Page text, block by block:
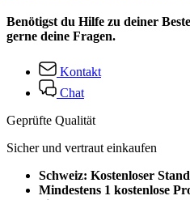
Benötigst du Hilfe zu deiner
gerne deine Fragen.
Kontakt
Chat
Geprüfte Qualität
Sicher und vertraut einkaufen
Schweiz: Kostenloser
Mindestens 1 kostenlose